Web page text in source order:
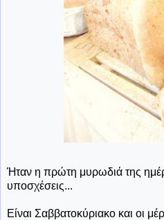
Ήταν η πρώτη μυρωδιά της
υποσχέσεις...
Είναι Σαββατοκύριακο και οι